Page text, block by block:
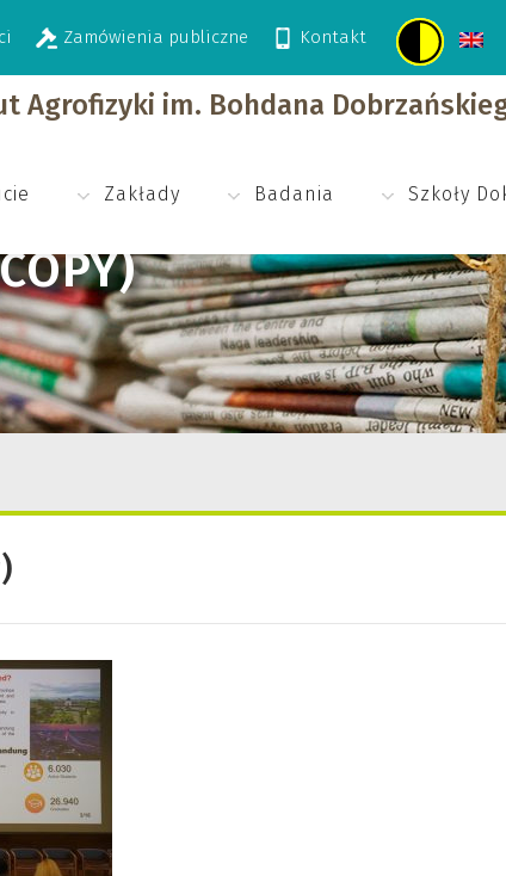
Zamówienia publiczne Kontakt
Agrofizyki im. Bohdana
Zakłady Badania Szkoły
Spring 2025>IMG_4556 (Copy)